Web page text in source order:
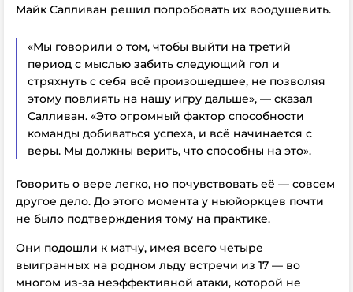
Майк Салливан решил попробовать их воодушевить.
«Мы говорили о том, чтобы выйти на третий
период с мыслью забить следующий гол и
стряхнуть с себя всё произошедшее, не позволяя
этому повлиять на нашу игру дальше», — сказал
Салливан. «Это огромный фактор способности
команды добиваться успеха, и всё начинается с
веры. Мы должны верить, что способны на это».
Говорить о вере легко, но почувствовать её — совсем
другое дело. До этого момента у ньюйоркцев почти
не было подтверждения тому на практике.
Они подошли к матчу, имея всего четыре
выигранных на родном льду встречи из 17 — во
многом из-за неэффективной атаки, которой не